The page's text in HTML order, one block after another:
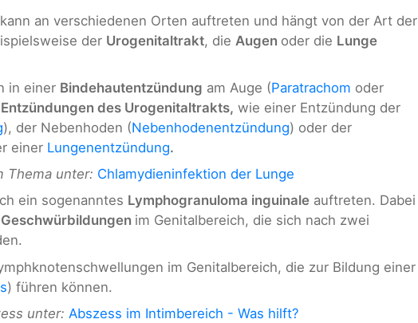
an verschiedenen Orten auftreten und hängt von der Art der
der Urogenitaltrakt, die Augen oder die Lunge
in einer Bindehautentzündung am Auge (Paratrachom oder
Entzündungen des Urogenitaltrakts, wie einer Entzündung der
), der Nebenhoden (Nebenhodenentzündung) oder der
einer Lungenentzündung.
Thema unter: Chlamydieninfektion der Lunge
ein sogenanntes Lymphogranuloma inguinale auftreten. Dabei
Geschwürbildungen im Genitalbereich, die sich nach zwei
im Genitalbereich, die zur Bildung einer
) führen können.
unter: Abszess im Intimbereich - Was hilft?